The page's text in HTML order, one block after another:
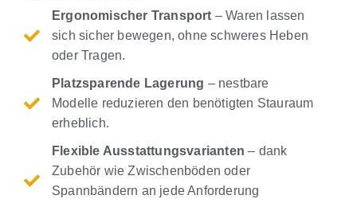
Ergonomischer Transport – Waren lassen
sich sicher bewegen, ohne schweres Heben
oder Tragen.
Platzsparende Lagerung – nestbare
Modelle reduzieren den benötigten Stauraum
erheblich.
Flexible Ausstattungsvarianten – dank
Zubehör wie Zwischenböden oder
Spannbändern an jede Anforderung